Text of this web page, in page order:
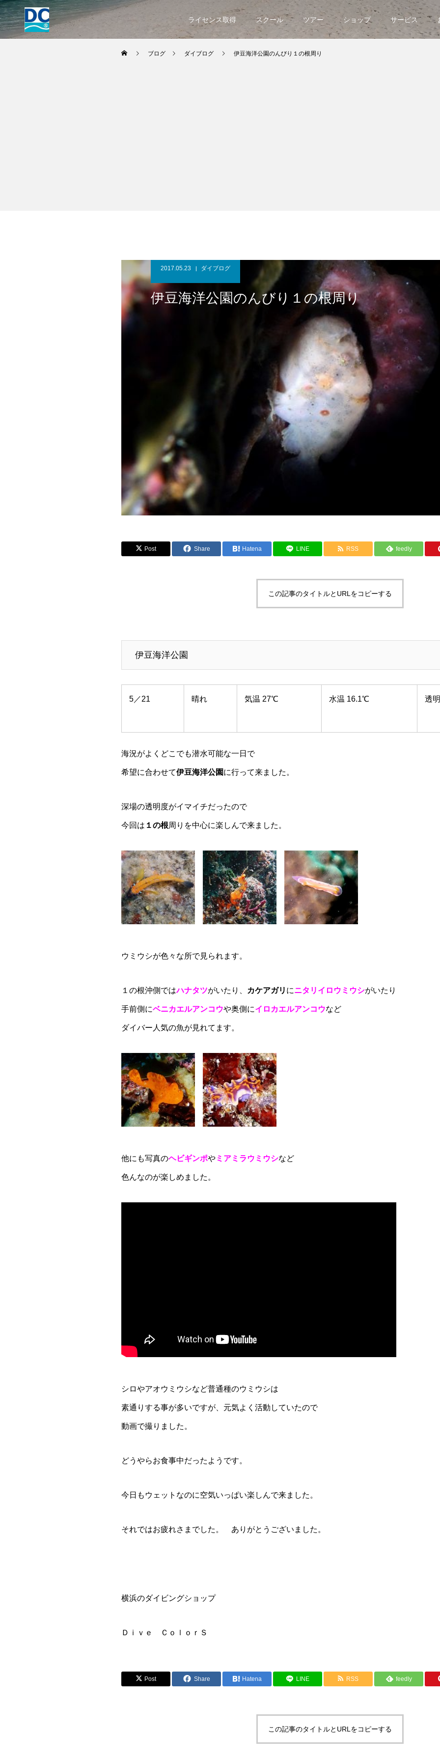
ライセンス取得 スクール ツアー ショップ サービス
ブログ ダイブログ 伊豆海洋公園のんびり１の根周り
2017.05.23 ダイブログ
伊豆海洋公園のんびり１の根周り
Post Share Hatena LINE RSS feedly
この記事のタイトルとURLをコピーする
伊豆海洋公園
5／21 晴れ 気温 27℃ 水温 16.1℃ 透
海況がよくどこでも潜水可能な一日で
希望に合わせて伊豆海洋公園に行って来ました。
深場の透明度がイマイチだったので
今回は １の根周りを中心に楽しんで来ました。
ウミウシが色々な所で見られます。
１の根沖側ではハナタツがいたり、 カケアガリ にニタリイロウミウシがいたり
手前側にベニカエルアンコウや奥側にイロカエルアンコウなど
ダイバー人気の魚が見れてます。
他にも写真のヘビギンポやミアミラウミウシなど
色んなのが楽しめました。
シロやアオウミウシなど普通種のウミウシは
素通りする事が多いですが、元気よく活動していたので
動画で撮りました。
どうやらお食事中だったようです。
今日もウェットなのに空気いっぱい楽しんで来ました。
それではお疲れさまでした。 ありがとうございました。
横浜のダイビングショップ
Ｄｉｖｅ ＣｏｌｏｒＳ
Post Share Hatena LINE RSS feedly
この記事のタイトルとURLをコピーする